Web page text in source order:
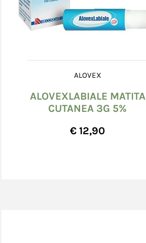
ALOVEX
ALOVEXLABIALE MATITA
CUTANEA 3G 5%
€ 12,90